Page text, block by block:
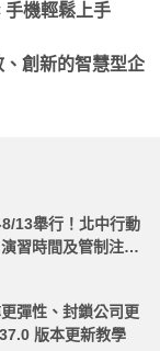
手機輕鬆上手
創新的智慧型企
13舉行！北中行動
習時間及管制注意
彈性、封鎖公司更
版本更新教學